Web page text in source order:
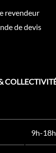
revendeur
de devis
9h-18h